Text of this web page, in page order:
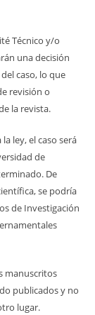
Técnico y/o
una decisión
caso, lo que
revisión o
la revista.
ley, el caso será
de
De
se podría
de Investigación
manuscritos
publicados y no
lugar.